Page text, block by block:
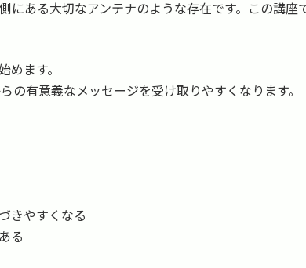
ある大切なアンテナのような存在です。この講
ます。
の有意義なメッセージを受け取りやすくなります。
きやすくなる
る